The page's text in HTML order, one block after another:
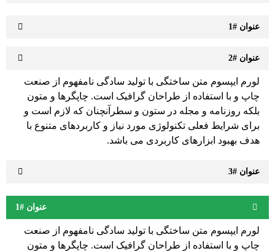
عنوان #1
عنوان #2
لورم ایپسوم متن ساختگی با تولید سادگی نامفهوم از صنعت
چاپ و با استفاده از طراحان گرافیک است. چاپگرها و متون
بلکه روزنامه و مجله در ستون و سطرآنچنان که لازم است و
برای شرایط فعلی تکنولوژی مورد نیاز و کاربردهای متنوع با
هدف بهبود ابزارهای کاربردی می باشد.
عنوان #3
عنوان #1
لورم ایپسوم متن ساختگی با تولید سادگی نامفهوم از صنعت
چاپ و با استفاده از طراحان گرافیک است. چاپگرها و متون